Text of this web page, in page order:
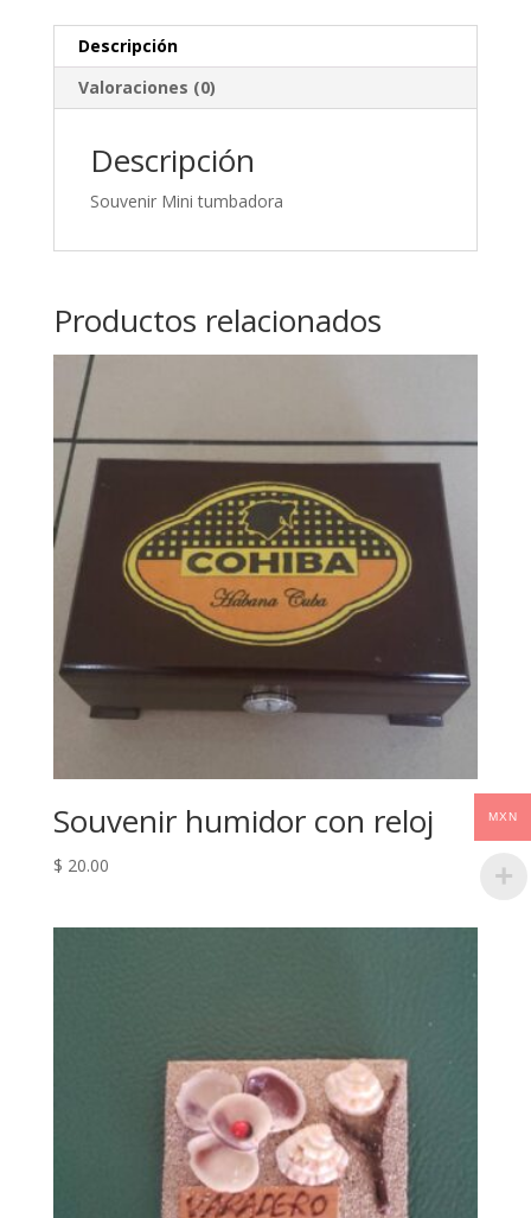
Descripción
Valoraciones (0)
Descripción
Souvenir Mini tumbadora
Productos relacionados
Souvenir humidor con reloj
$ 20.00
MXN